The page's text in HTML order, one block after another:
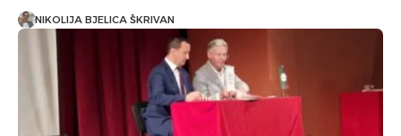
NIKOLIJA BJELICA ŠKRIVAN